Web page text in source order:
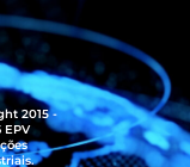
2015 -
EPV